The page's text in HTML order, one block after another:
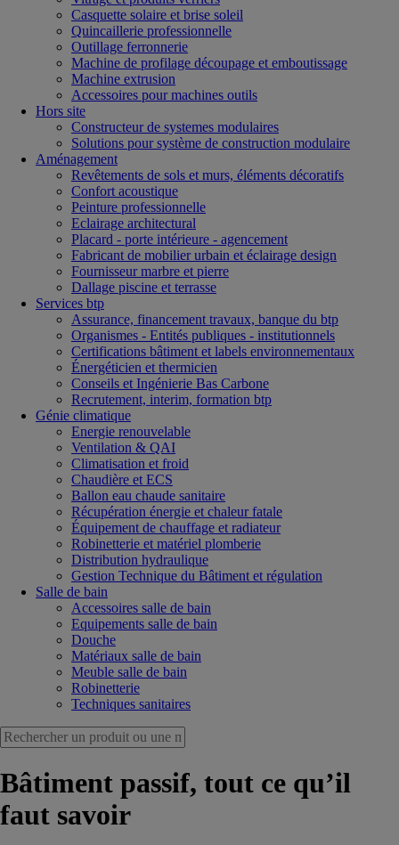
Casquette solaire et brise soleil
Quincaillerie professionnelle
Outillage ferronnerie
Machine de profilage découpage et emboutissage
Machine extrusion
Accessoires pour machines outils
Hors site
Constructeur de systemes modulaires
Solutions pour système de construction modulaire
Aménagement
Revêtements de sols et murs, éléments décoratifs
Confort acoustique
Peinture professionnelle
Eclairage architectural
Placard - porte intérieure - agencement
Fabricant de mobilier urbain et éclairage design
Fournisseur marbre et pierre
Dallage piscine et terrasse
Services btp
Assurance, financement travaux, banque du btp
Organismes - Entités publiques - institutionnels
Certifications bâtiment et labels environnementaux
Énergéticien et thermicien
Conseils et Ingénierie Bas Carbone
Recrutement, interim, formation btp
Génie climatique
Energie renouvelable
Ventilation & QAI
Climatisation et froid
Chaudière et ECS
Ballon eau chaude sanitaire
Récupération énergie et chaleur fatale
Équipement de chauffage et radiateur
Robinetterie et matériel plomberie
Distribution hydraulique
Gestion Technique du Bâtiment et régulation
Salle de bain
Accessoires salle de bain
Equipements salle de bain
Douche
Matériaux salle de bain
Meuble salle de bain
Robinetterie
Techniques sanitaires
Bâtiment passif, tout ce qu’il
faut savoir